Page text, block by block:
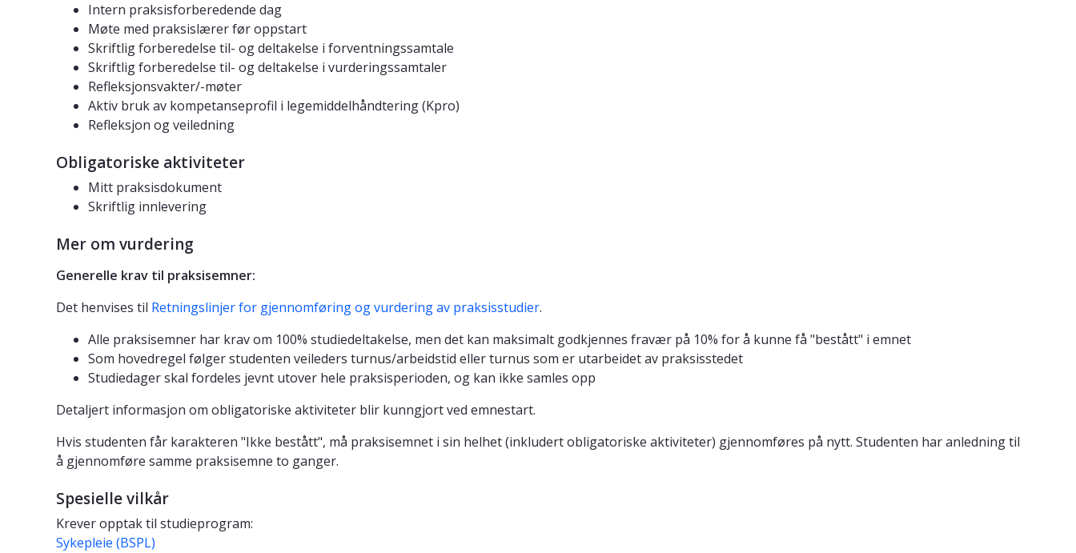
Intern praksisforberedende dag
Møte med praksislærer før oppstart
Skriftlig forberedelse til- og deltakelse i forventningssamtale
Skriftlig forberedelse til- og deltakelse i vurderingssamtaler
Refleksjonsvakter/-møter
Aktiv bruk av kompetanseprofil i legemiddelhåndtering (Kpro)
Refleksjon og veiledning
Obligatoriske aktiviteter
Mitt praksisdokument
Skriftlig innlevering
Mer om vurdering
Generelle krav til praksisemner:
Det henvises til Retningslinjer for gjennomføring og vurdering av praksisstudier.
Alle praksisemner har krav om 100% studiedeltakelse, men det kan maksimalt godkjennes fravær på 10% for å kunne få "bestått" i emnet
Som hovedregel følger studenten veileders turnus/arbeidstid eller turnus som er utarbeidet av praksisstedet
Studiedager skal fordeles jevnt utover hele praksisperioden, og kan ikke samles opp
Detaljert informasjon om obligatoriske aktiviteter blir kunngjort ved emnestart.
Hvis studenten får karakteren "Ikke bestått", må praksisemnet i sin helhet (inkludert obligatoriske aktiviteter) gjennomføres på nytt. Studenten har anledning til
å gjennomføre samme praksisemne to ganger.
Spesielle vilkår
Krever opptak til studieprogram:
Sykepleie (BSPL)